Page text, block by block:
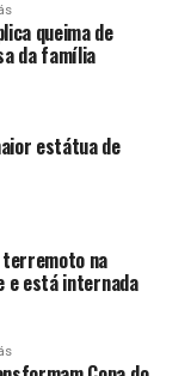
queima de
da família
estátua de
na
e está internada